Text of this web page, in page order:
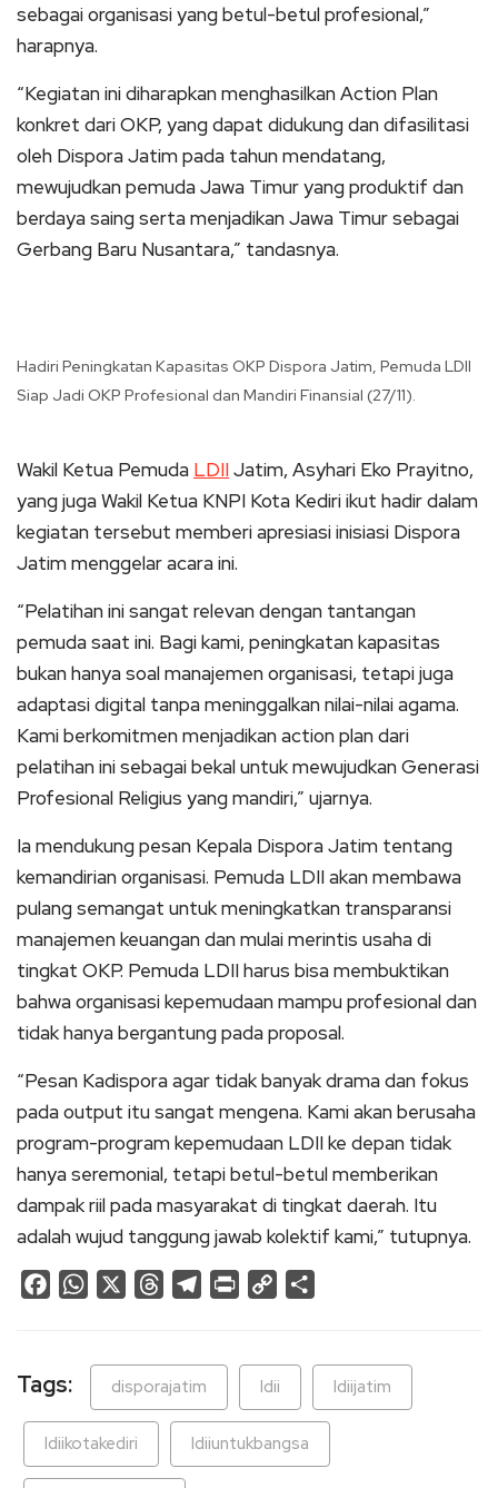
sebagai organisasi yang betul-betul profesional,”
harapnya.
“Kegiatan ini diharapkan menghasilkan Action Plan
konkret dari OKP, yang dapat didukung dan difasilitasi
oleh Dispora Jatim pada tahun mendatang,
mewujudkan pemuda Jawa Timur yang produktif dan
berdaya saing serta menjadikan Jawa Timur sebagai
Gerbang Baru Nusantara,” tandasnya.
Hadiri Peningkatan Kapasitas OKP Dispora Jatim, Pemuda LDII
Siap Jadi OKP Profesional dan Mandiri Finansial (27/11).
Wakil Ketua Pemuda LDIIJatim, Asyhari Eko Prayitno,
yang juga Wakil Ketua KNPI Kota Kediri ikut hadir dalam
kegiatan tersebut memberi apresiasi inisiasi Dispora
Jatim menggelar acara ini.
“Pelatihan ini sangat relevan dengan tantangan
pemuda saat ini. Bagi kami, peningkatan kapasitas
bukan hanya soal manajemen organisasi, tetapi juga
adaptasi digital tanpa meninggalkan nilai-nilai agama.
Kami berkomitmen menjadikan action plan dari
pelatihan ini sebagai bekal untuk mewujudkan Generasi
Profesional Religius yang mandiri,” ujarnya.
Ia mendukung pesan Kepala Dispora Jatim tentang
kemandirian organisasi. Pemuda LDII akan membawa
pulang semangat untuk meningkatkan transparansi
manajemen keuangan dan mulai merintis usaha di
tingkat OKP. Pemuda LDII harus bisa membuktikan
bahwa organisasi kepemudaan mampu profesional dan
tidak hanya bergantung pada proposal.
“Pesan Kadispora agar tidak banyak drama dan fokus
pada output itu sangat mengena. Kami akan berusaha
program-program kepemudaan LDII ke depan tidak
hanya seremonial, tetapi betul-betul memberikan
dampak riil pada masyarakat di tingkat daerah. Itu
adalah wujud tanggung jawab kolektif kami,” tutupnya.
FacebookWhatsApp ThreadsTelegram
Print
Copy
Tags: disporajatim ldii ldiijatim
ldiikotakediri ldiiuntukbangsa